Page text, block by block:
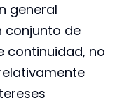
general
conjunto de
continuidad, no